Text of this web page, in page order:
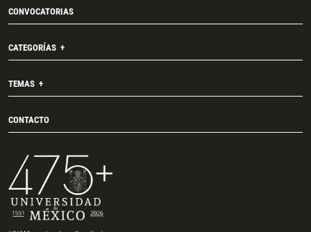
CONVOCATORIAS
CATEGORÍAS
TEMAS
CONTACTO